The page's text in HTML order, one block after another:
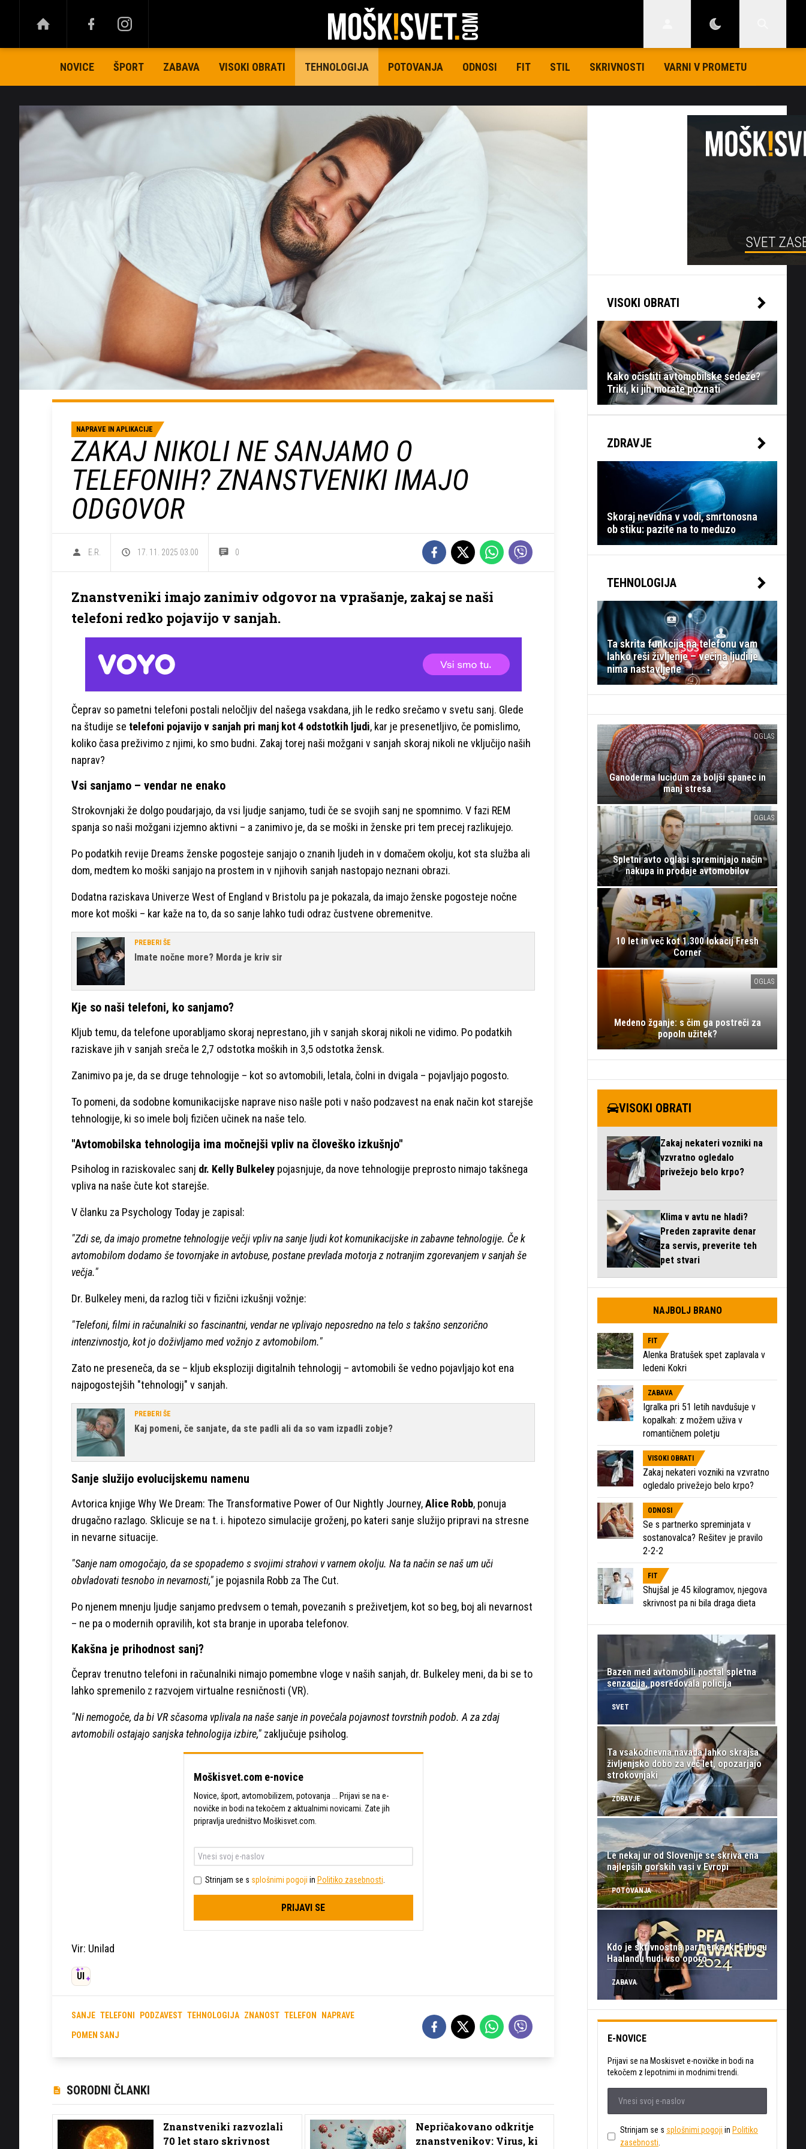
NOVICE ŠPORT ZABAVA VISOKI OBRATI TEHNOLOGIJA POTOVANJA ODNOSI FIT STIL SKRIVNOSTI VARNI V PROMETU
NAPRAVE IN APLIKACIJE
ZAKAJ NIKOLI NE SANJAMO O
TELEFONIH? ZNANSTVENIKI IMAJO
ODGOVOR
E.R. 17. 11. 2025 03.00 0
Znanstveniki imajo zanimiv odgovor na vprašanje, zakaj se naši
telefoni redko pojavijo v sanjah.
Čeprav so pametni telefoni postali neločljiv del našega vsakdana, jih le redko srečamo v svetu sanj. Glede
na študije se telefoni pojavijo v sanjah pri manj kot 4 odstotkih ljudi, kar je presenetljivo, če pomislimo,
koliko časa preživimo z njimi, ko smo budni. Zakaj torej naši možgani v sanjah skoraj nikoli ne vključijo naših
naprav?
Vsi sanjamo – vendar ne enako
Strokovnjaki že dolgo poudarjajo, da vsi ljudje sanjamo, tudi če se svojih sanj ne spomnimo. V fazi REM
spanja so naši možgani izjemno aktivni – a zanimivo je, da se moški in ženske pri tem precej razlikujejo.
Po podatkih revije Dreams ženske pogosteje sanjajo o znanih ljudeh in v domačem okolju, kot sta služba ali
dom, medtem ko moški sanjajo na prostem in v njihovih sanjah nastopajo neznani obrazi.
Dodatna raziskava Univerze West of England v Bristolu pa je pokazala, da imajo ženske pogosteje nočne
more kot moški – kar kaže na to, da so sanje lahko tudi odraz čustvene obremenitve.
PREBERI ŠE
Imate nočne more? Morda je kriv sir
Kje so naši telefoni, ko sanjamo?
Kljub temu, da telefone uporabljamo skoraj neprestano, jih v sanjah skoraj nikoli ne vidimo. Po podatkih
raziskave jih v sanjah sreča le 2,7 odstotka moških in 3,5 odstotka žensk.
Zanimivo pa je, da se druge tehnologije – kot so avtomobili, letala, čolni in dvigala – pojavljajo pogosto.
To pomeni, da sodobne komunikacijske naprave niso našle poti v našo podzavest na enak način kot starejše
tehnologije, ki so imele bolj fizičen učinek na naše telo.
"Avtomobilska tehnologija ima močnejši vpliv na človeško izkušnjo"
Psiholog in raziskovalec sanj dr. Kelly Bulkeley pojasnjuje, da nove tehnologije preprosto nimajo takšnega
vpliva na naše čute kot starejše.
V članku za Psychology Today je zapisal:
"Zdi se, da imajo prometne tehnologije večji vpliv na sanje ljudi kot komunikacijske in zabavne tehnologije. Če k
avtomobilom dodamo še tovornjake in avtobuse, postane prevlada motorja z notranjim zgorevanjem v sanjah še
večja."
Dr. Bulkeley meni, da razlog tiči v fizični izkušnji vožnje:
"Telefoni, filmi in računalniki so fascinantni, vendar ne vplivajo neposredno na telo s takšno senzorično
intenzivnostjo, kot jo doživljamo med vožnjo z avtomobilom."
Zato ne preseneča, da se – kljub eksploziji digitalnih tehnologij – avtomobili še vedno pojavljajo kot ena
najpogostejših "tehnologij" v sanjah.
PREBERI ŠE
Kaj pomeni, če sanjate, da ste padli ali da so vam izpadli zobje?
Sanje služijo evolucijskemu namenu
Avtorica knjige Why We Dream: The Transformative Power of Our Nightly Journey,Alice Robb, ponuja
drugačno razlago. Sklicuje se na t. i. hipotezo simulacije groženj, po kateri sanje služijo pripravi na stresne
in nevarne situacije.
"Sanje nam omogočajo, da se spopademo s svojimi strahovi v varnem okolju. Na ta način se naš um uči
obvladovati tesnobo in nevarnosti," je pojasnila Robb za The Cut.
Po njenem mnenju ljudje sanjamo predvsem o temah, povezanih s preživetjem, kot so beg, boj ali nevarnost
– ne pa o modernih opravilih, kot sta branje in uporaba telefonov.
Kakšna je prihodnost sanj?
Čeprav trenutno telefoni in računalniki nimajo pomembne vloge v naših sanjah, dr. Bulkeley meni, da bi se to
lahko spremenilo z razvojem virtualne resničnosti (VR).
"Ni nemogoče, da bi VR sčasoma vplivala na naše sanje in povečala pojavnost tovrstnih podob. A za zdaj
avtomobili ostajajo sanjska tehnologija izbire," zaključuje psiholog.
Moškisvet.com e-novice
Novice, šport, avtomobilizem, potovanja ... Prijavi se na e-
novičke in bodi na tekočem z aktualnimi novicami. Zate jih
pripravlja uredništvo Moškisvet.com.
Strinjam se s splošnimi pogoji in Politiko zasebnosti
PRIJAVI SE
Vir: Unilad
UI
SANJE TELEFONI PODZAVEST TEHNOLOGIJA ZNANOST TELEFON NAPRAVE
POMEN SANJ
SORODNI ČLANKI
Znanstveniki razvozlali
70 let staro skrivnost
Nepričakovano odkritje
znanstvenikov: Virus, ki
VISOKI OBRATI
Kako očistiti avtomobilske sedeže?
Triki, ki jih morate poznati
ZDRAVJE
Skoraj nevidna v vodi, smrtonosna
ob stiku: pazite na to meduzo
TEHNOLOGIJA
Ta skrita funkcija na telefonu vam
lahko reši življenje – večina ljudi je
nima nastavljene
OGLAS
Ganoderma lucidum za boljši spanec in
manj stresa
OGLAS
Spletni avto oglasi spreminjajo način
nakupa in prodaje avtomobilov
10 let in več kot 1.300 lokacij Fresh
Corner
OGLAS
Medeno žganje: s čim ga postreči za
popoln užitek?
VISOKI OBRATI
Zakaj nekateri vozniki na
vzvratno ogledalo
privežejo belo krpo?
Klima v avtu ne hladi?
Preden zapravite denar
za servis, preverite teh
pet stvari
NAJBOLJ BRANO
FIT
Alenka Bratušek spet zaplavala v
ledeni Kokri
ZABAVA
Igralka pri 51 letih navdušuje v
kopalkah: z možem uživa v
romantičnem poletju
VISOKI OBRATI
Zakaj nekateri vozniki na vzvratno
ogledalo privežejo belo krpo?
ODNOSI
Se s partnerko spreminjata v
sostanovalca? Rešitev je pravilo
2-2-2
FIT
Shujšal je 45 kilogramov, njegova
skrivnost pa ni bila draga dieta
Bazen med avtomobili postal spletna
senzacija, posredovala policija
SVET
Ta vsakodnevna navada lahko skrajša
življenjsko dobo za več let, opozarjajo
strokovnjaki
ZDRAVJE
Le nekaj ur od Slovenije se skriva ena
najlepših gorskih vasi v Evropi
POTOVANJA
Kdo je skrivnostna partnerka, ki Erlingu
Haalandu nudi vso oporo
ZABAVA
E-NOVICE
Prijavi se na Moskisvet e-novičke in bodi na
tekočem z lepotnimi in modnimi trendi.
Strinjam se s splošnimi pogoji in Politiko
zasebnosti